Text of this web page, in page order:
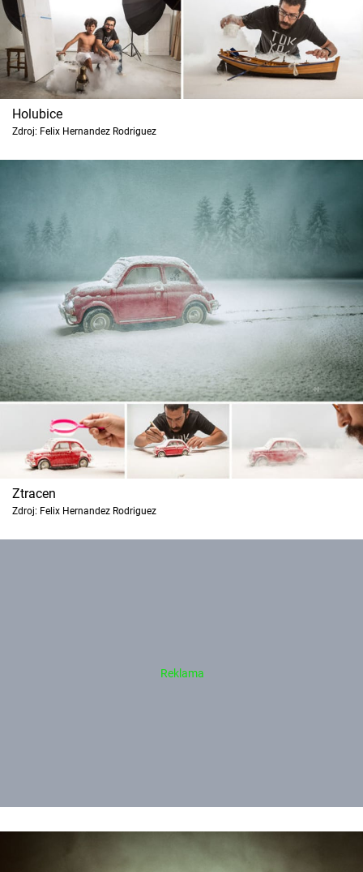
Cool Esport
Pořady
TV Program
Sledujte prima+
Sledujte nás
Holubice
Zdroj: Felix Hernandez Rodriguez
Ztracen
Zdroj: Felix Hernandez Rodriguez